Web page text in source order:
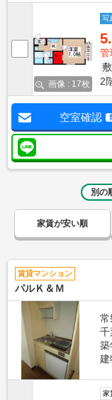
画像 : 17枚
写
管
敷
2
空室確認
別の
家賃が安い順
賃貸マンション
パルＫ＆Ｍ
常
千
築
建
家